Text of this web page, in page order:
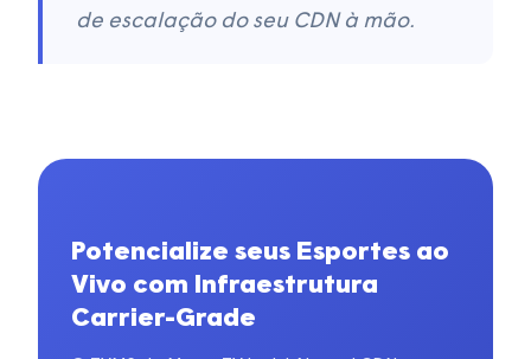
de escalação do seu CDN à mão.
Potencialize seus Esportes ao
Vivo com Infraestrutura
Carrier-Grade